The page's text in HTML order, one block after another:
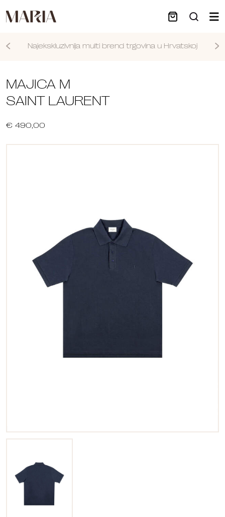
Najekskluzivnija multi brend trgovina u Hrvatskoj
MAJICA M
SAINT LAURENT
€ 490,00